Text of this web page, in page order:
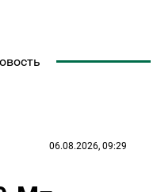
06.08.2026, 09:29